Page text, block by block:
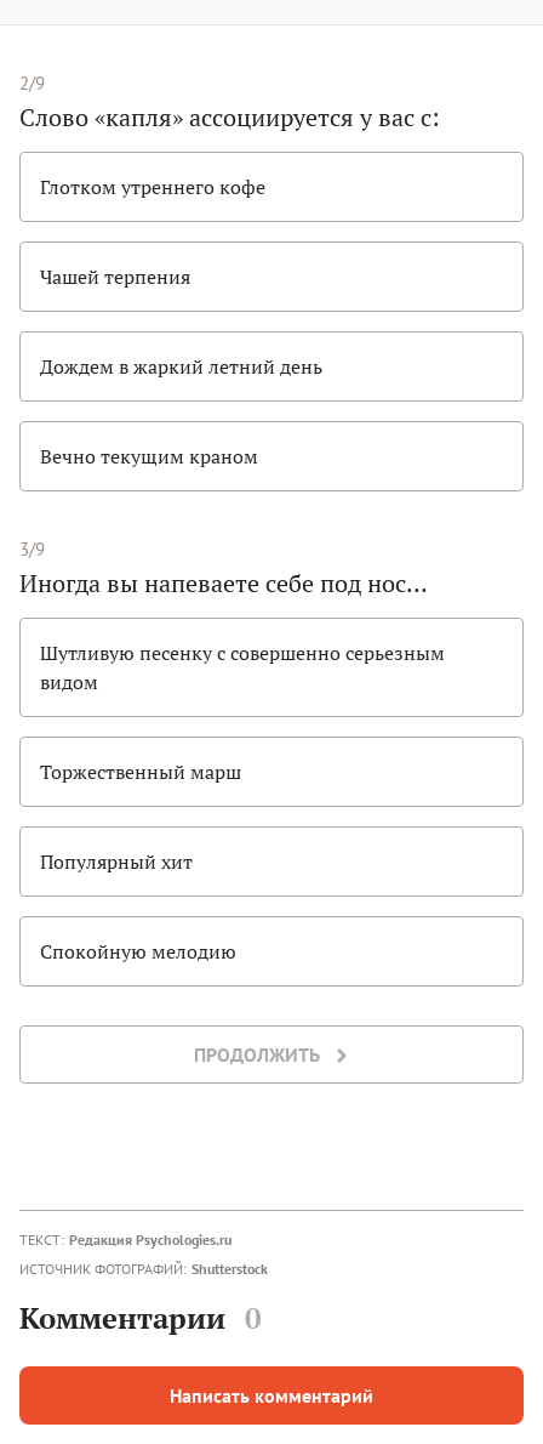
2/9
Слово «капля» ассоциируется у вас с:
Глотком утреннего кофе
Чашей терпения
Дождем в жаркий летний день
Вечно текущим краном
3/9
Иногда вы напеваете себе под нос…
Шутливую песенку с совершенно серьезным
видом
Торжественный марш
Популярный хит
Спокойную мелодию
ПРОДОЛЖИТЬ
ТЕКСТ: Редакция Psychologies.ru
ИСТОЧНИК ФОТОГРАФИЙ: Shutterstock
Комментарии 0
Написать комментарий